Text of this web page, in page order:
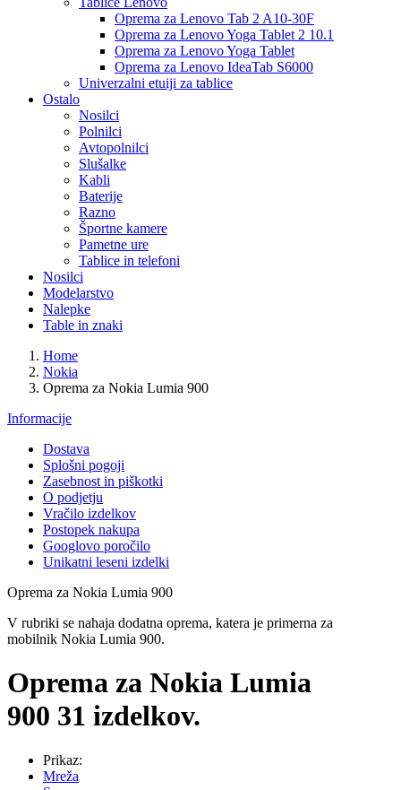
Oprema za Lenovo Tab 2 A10-30F
Oprema za Lenovo Yoga Tablet 2 10.1
Oprema za Lenovo Yoga Tablet
Oprema za Lenovo IdeaTab S6000
Univerzalni etuiji za tablice
Ostalo
Nosilci
Polnilci
Avtopolnilci
Slušalke
Kabli
Baterije
Razno
Športne kamere
Pametne ure
Tablice in telefoni
Nosilci
Modelarstvo
Nalepke
Table in znaki
Home
Nokia
Oprema za Nokia Lumia 900
Informacije
Dostava
Splošni pogoji
Zasebnost in piškotki
O podjetju
Vračilo izdelkov
Postopek nakupa
Googlovo poročilo
Unikatni leseni izdelki
Oprema za Nokia Lumia 900
V rubriki se nahaja dodatna oprema, katera je primerna za
mobilnik Nokia Lumia 900.
Oprema za Nokia Lumia
900 31 izdelkov.
Prikaz:
Mreža